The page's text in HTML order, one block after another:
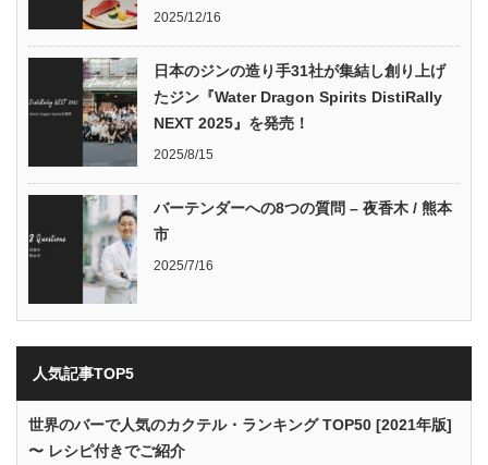
2025/12/16
日本のジンの造り手31社が集結し創り上げ
たジン『Water Dragon Spirits DistiRally
NEXT 2025』を発売！
2025/8/15
バーテンダーへの8つの質問 – 夜香木 / 熊本
市
2025/7/16
人気記事TOP5
世界のバーで人気のカクテル・ランキング TOP50 [2021年版]
〜 レシピ付きでご紹介